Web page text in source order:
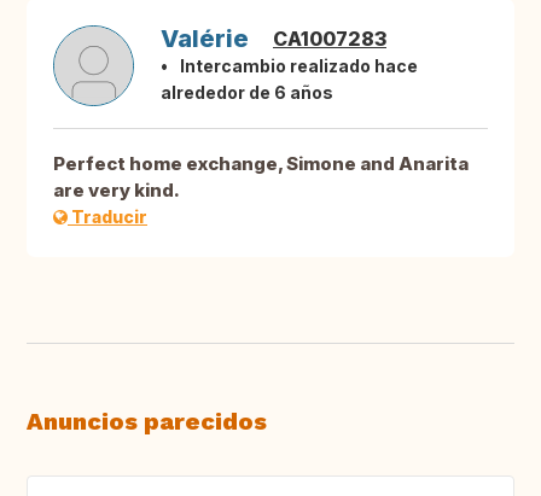
Valérie CA1007283
Intercambio realizado hace
alrededor de 6 años
Perfect home exchange, Simone and Anarita
are very kind.
Traducir
Anuncios parecidos